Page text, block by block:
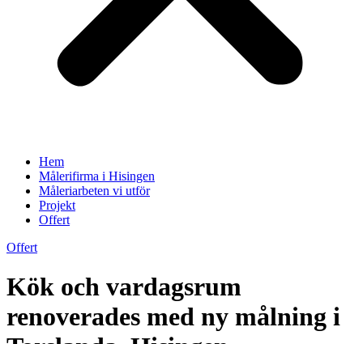
Hem
Målerifirma i Hisingen
Måleriarbeten vi utför
Projekt
Offert
Offert
Kök och vardagsrum
renoverades med ny målning i